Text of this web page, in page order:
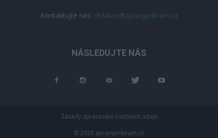
Kontaktujte nás: redakce@zpravypribram.cz
NÁSLEDUJTE NÁS
Zásady zpracování osobních údajů
© 2025 zpravypribram.cz